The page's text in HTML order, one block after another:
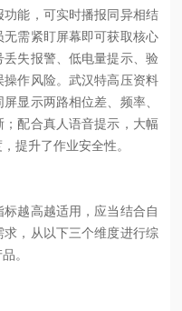
能，可实时播报同异相结
需紧盯屏幕即可获取核心
失报警、低电量提示、验
作风险。武汉特高压资料
显示两路相位差、频率、
配合真人语音提示，大幅
提升了作业安全性。
越高越适用，应当结合自
，从以下三个维度进行综
。